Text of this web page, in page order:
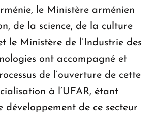
le Ministère arménien
de la science, de la culture
le Ministère de l’Industrie des
ont accompagné et
de l’ouverture de cette
à l’UFAR, étant
développement de ce secteur